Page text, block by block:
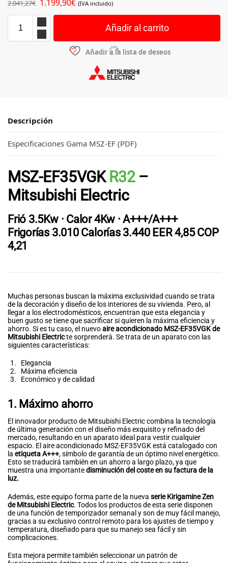
2.041,27€ 1.199,90€ (IVA incluido)
Añadir al carrito
Añadir a la lista de deseos
Descripción
Especificaciones Gama MSZ-EF (PDF)
MSZ-EF35VGK R32–
Mitsubishi Electric
Frió 3.5Kw · Calor 4Kw · A+++/A+++
Frigorías 3.010 Calorías 3.440 EER4,85COP
4,21
Muchas personas buscan la máxima exclusividad cuando se trata
de la decoración y diseño de los interiores de su vivienda. Pero, al
llegar a los electrodomésticos, encuentran que esta elegancia y
buen gusto se tiene que sacrificar si quieren la máxima eficiencia y
ahorro. Si es tu caso, el nuevoaire acondicionado MSZ-EF35VGK de
Mitsubishi Electricte sorprenderá. Se trata de un aparato con las
siguientes características:
Elegancia
Máxima eficiencia
Económico y de calidad
1. Máximo ahorro
El innovador producto de Mitsubishi Electric combina la tecnología
de última generación con el diseño más exquisito y refinado del
mercado, resultando en un aparato ideal para vestir cualquier
espacio. El aire acondicionado MSZ-EF35VGK está catalogado con
la etiqueta A+++, símbolo de garantía de un óptimo nivel energético.
Esto se traducirá también en un ahorro a largo plazo, ya que
muestra una importantedisminución del coste en su factura de la
luz.
Además, este equipo forma parte de la nueva serie Kirigamine Zen
de Mitsubishi Electric. Todos los productos de esta serie disponen
de una función de temporizador semanal y son de muy fácil manejo,
gracias a su exclusivo control remoto para los ajustes de tiempo y
temperatura, diseñado para que su manejo sea fácil y sin
complicaciones.
Esta mejora permite también seleccionar un patrón de